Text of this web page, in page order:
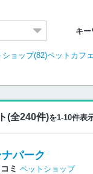
キー
ショップ(82)ペットカフ
(全240件)を1-10件表
パーク
ミ ペットショップ